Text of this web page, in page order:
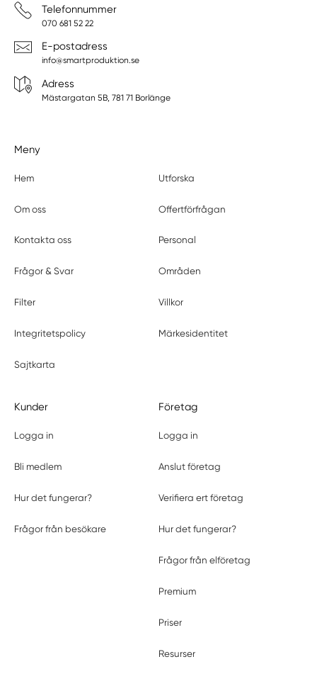
Telefonnummer
070 681 52 22
E-postadress
info@smartproduktion.se
Adress
Mästargatan 5B, 781 71 Borlänge
Meny
Hem Utforska
Om oss Offertförfrågan
Kontakta oss Personal
Frågor & Svar Områden
Filter Villkor
Integritetspolicy Märkesidentitet
Sajtkarta
Kunder
Logga in
Bli medlem
Hur det fungerar?
Frågor från besökare
Företag
Logga in
Anslut företag
Verifiera ert företag
Hur det fungerar?
Frågor från elföretag
Premium
Priser
Resurser